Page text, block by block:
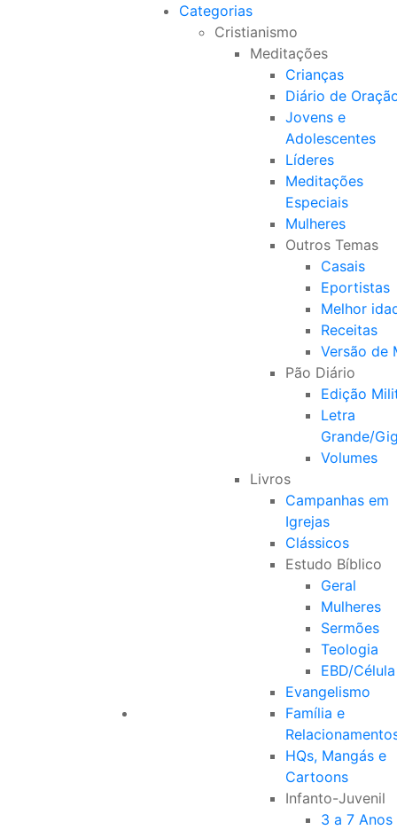
Categorias
Cristianismo
Meditações
Crianças
Diário de
Jovens e
Adolescentes
Líderes
Meditações
Especiais
Mulheres
Outros Temas
Casais
Eportistas
Melhor
Receitas
Versão de
Pão Diário
Edição
Letra
Grande/
Volumes
Livros
Campanhas em
Igrejas
Clássicos
Estudo Bíblico
Geral
Mulheres
Sermões
Teologia
EBD/Célula
Evangelismo
Família e
HQs, Mangás e
Cartoons
Infanto-Juvenil
3 a 7 Anos